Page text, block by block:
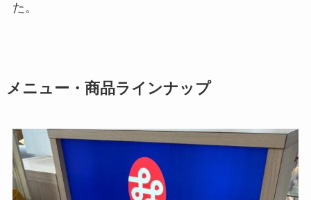
た。
メニュー・商品ラインナップ